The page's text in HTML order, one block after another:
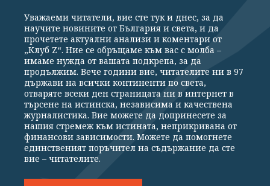
Общи условия
Политика за поверителност
Реклама
Партньори Контакти
За Клуб Z
Екип
Подкрепете ни
Издател на www.clubz.bg е „Клуб Зебра Медия“ ЕООД, София, ул. "Алеко
Константинов" 3. Всички права запазени 2026 „Клуб Зебра Медия“
Препечатването на материали, снимки и видео от www.clubz.bg без
Уважаеми читатели, вие сте тук и днес, за да
научите новините от България и света, и да
прочетете актуални анализи и коментари от
„Клуб Z“. Ние се обръщаме към вас с молба –
имаме нужда от вашата подкрепа, за да
продължим. Вече години вие, читателите ни в 97
държави на всички континенти по света,
отваряте всеки ден страницата ни в интернет в
търсене на истинска, независима и качествена
журналистика. Вие можете да допринесете за
нашия стремеж към истината, неприкривана от
финансови зависимости. Можете да помогнете
единственият поръчител на съдържание да сте
вие – читателите.